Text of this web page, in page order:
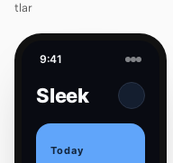
tlar
9:41
Sleek
Today